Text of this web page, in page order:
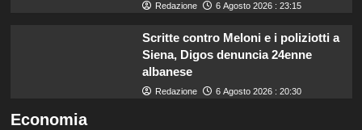
Redazione 6 Agosto 2026 : 23:15
Scritte contro Meloni e i poliziotti a
Siena, Digos denuncia 24enne
albanese
Redazione 6 Agosto 2026 : 20:30
Economia